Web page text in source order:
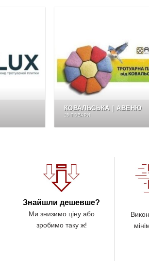
КОВАЛЬСЬКА | АВЕНЮ
15 ТОВАРИ
Знайшли дешевше?
Ми знизимо ціну або
зробимо таку ж!